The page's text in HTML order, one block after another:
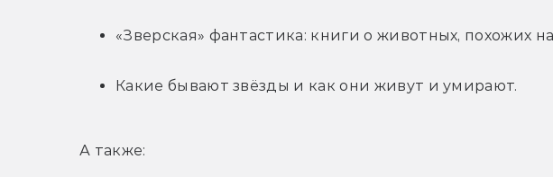
«Зверская» фантастика: книги о животных, похожих
Какие бывают звёзды и как они живут и умирают.
А также: